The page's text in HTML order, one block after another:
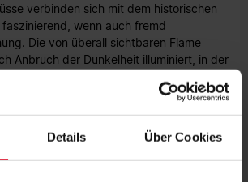
Details Über Cookies
verbinden sich mit dem historischen
wenn auch fremd
Die von überall sichtbaren Flame
Anbruch der Dunkelheit illuminiert, in der
voll ausgebaute Kartbahn und kaum 500
der SC gegen Qarabag Agdam auch